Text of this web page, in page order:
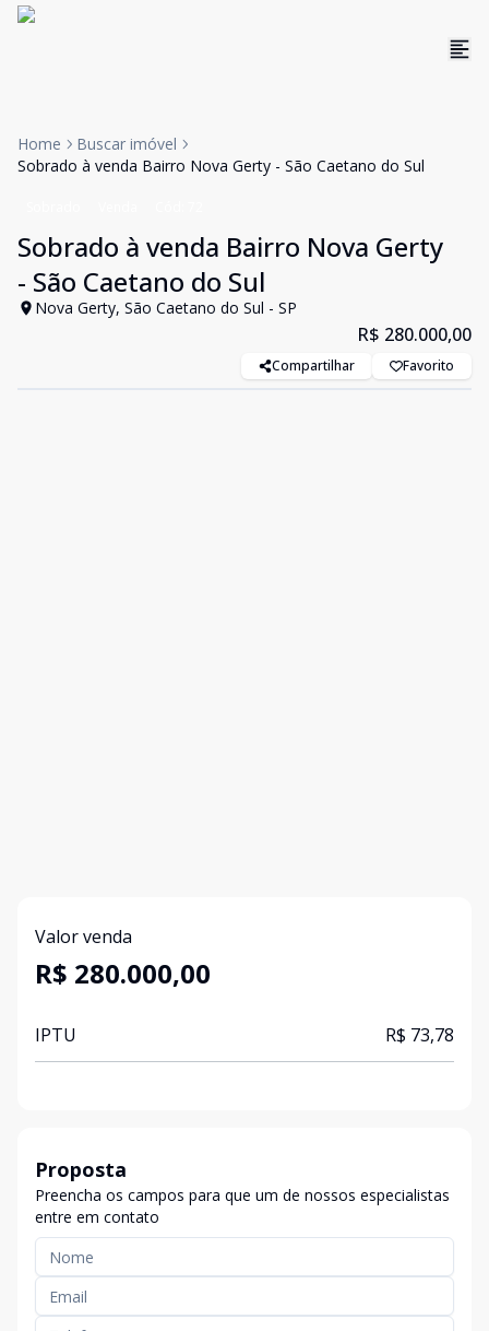
Home
Buscar imóvel
Sobrado à venda Bairro Nova Gerty - São Caetano do Sul
Sobrado à venda Bairro Nova Gerty
- São Caetano do Sul
Nova Gerty, São Caetano do Sul - SP
R$ 280.000,00
Compartilhar Favorito
Valor venda
R$ 280.000,00
IPTU R$ 73,78
Proposta
Preencha os campos para que um de nossos especialistas
entre em contato